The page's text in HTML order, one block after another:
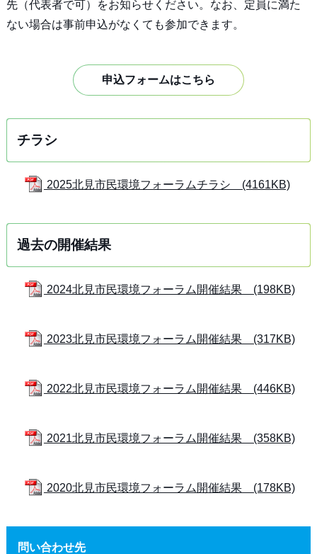
先（代表者で可）をお知らせください。なお、定員に満た
ない場合は事前申込がなくても参加できます。
申込フォームはこちら
チラシ
2025北見市民環境フォーラムチラシ (4161KB)
過去の開催結果
2024北見市民環境フォーラム開催結果 (198KB)
2023北見市民環境フォーラム開催結果 (317KB)
2022北見市民環境フォーラム開催結果 (446KB)
2021北見市民環境フォーラム開催結果 (358KB)
2020北見市民環境フォーラム開催結果 (178KB)
問い合わせ先